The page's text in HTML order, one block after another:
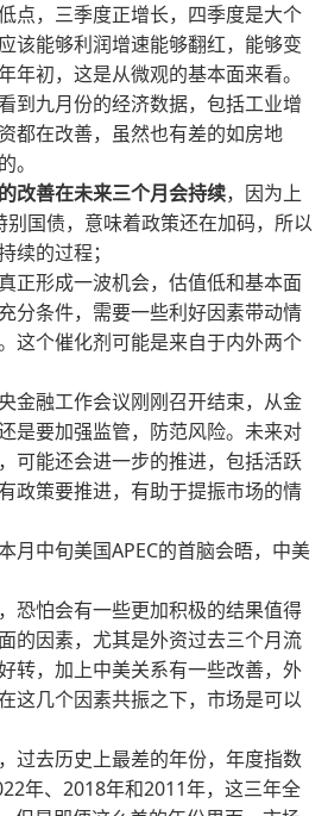
点，三季度正增长，四季度是大个
该能够利润增速能够翻红，能够变
年初，这是从微观的基本面来看。
到九月份的经济数据，包括工业增
都在改善，虽然也有差的如房地
。
改善在未来三个月会持续，因为上
国债，意味着政策还在加码，所以
续的过程；
正形成一波机会，估值低和基本面
分条件，需要一些利好因素带动情
这个催化剂可能是来自于内外两个
金融工作会议刚刚召开结束，从金
是要加强监管，防范风险。未来对
可能还会进一步的推进，包括活跃
政策要推进，有助于提振市场的情
月中旬美国APEC的首脑会晤，中美
恐怕会有一些更加积极的结果值得
的因素，尤其是外资过去三个月流
转，加上中美关系有一些改善，外
这几个因素共振之下，市场是可以
过去历史上最差的年份，年度指数
年、2018年和2011年，这三年全